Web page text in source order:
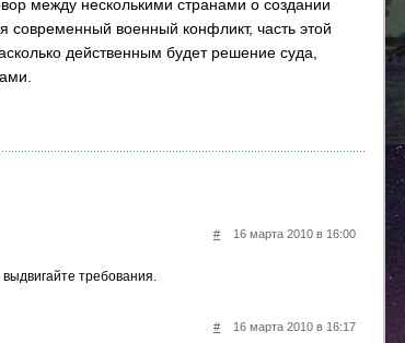
между несколькими странами о создании
военный конфликт, часть этой
действенным будет решение суда,
16 марта 2010 в 16:00
#
требования.
16 марта 2010 в 16:17
#